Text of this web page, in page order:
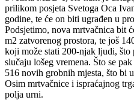
prilikom posjeta Svetoga Oca
godine, te će on biti ugrađen u
Podsjetimo, nova mrtvačnica bit
m2 zatvorenog prostora, te još
koji može stati 200-njak ljudi, što
slučaju lošeg vremena. Što se
516 novih grobnih mjesta, što bi
Osim mrtvačnice i ispraćajnog
polja urni.